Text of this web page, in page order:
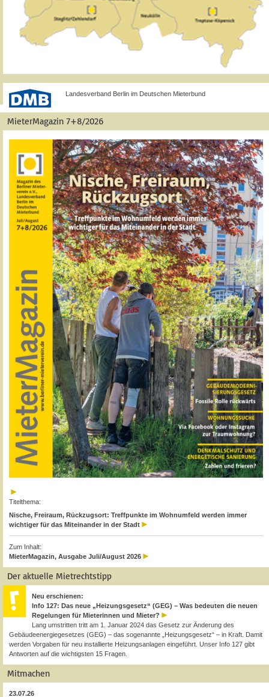
Landesverband Berlin im Deutschen Mieterbund
MieterMagazin 7+8/2026
Titelthema:
Nische, Freiraum, Rückzugsort: Treffpunkte im Wohnumfeld werden immer
wichtiger für das Miteinander in der Stadt
Zum Inhalt:
MieterMagazin, Ausgabe Juli/August 2026
Der aktuelle Mietrechtstipp
Neu erschienen:
Info 127: Das neue „Heizungsgesetz“ (GEG) – Was bedeuten die neuen
Regelungen für Mieterinnen und Mieter?
Lang umstritten tritt am 1. Januar 2024 das Gesetz zur Änderung des
Gebäudeenergiegesetzes (GEG) – das sogenannte „Heizungsgesetz“ – in Kraft. Damit
werden Vorgaben für neu installierte Heizungsanlagen eingeführt. Unser Info 127 gibt
Antworten auf die wichtigsten 15 Fragen.
Mitmachen
23.07.26